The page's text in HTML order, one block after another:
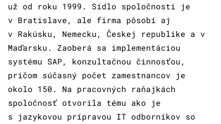
už od roku 1999. Sídlo spoločnosti je
v Bratislave, ale firma pôsobí aj
v Rakúsku, Nemecku, Českej republike a v
Maďarsku. Zaoberá sa implementáciou
systému SAP, konzultačnou činnosťou,
pričom súčasný počet zamestnancov je
okolo 150. Na pracovných raňajkách
spoločnosť otvorila tému ako je
s jazykovou prípravou IT odborníkov so